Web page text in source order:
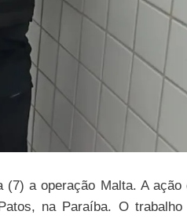
a operação Malta. A ação
na Paraíba. O trabalho